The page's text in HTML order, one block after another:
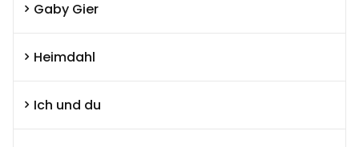
Gaby Gier
Heimdahl
Ich und du